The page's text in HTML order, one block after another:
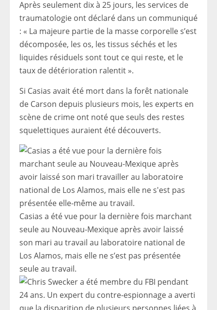
Après seulement dix à 25 jours, les services de
traumatologie ont déclaré dans un communiqué
: « La majeure partie de la masse corporelle s’est
décomposée, les os, les tissus séchés et les
liquides résiduels sont tout ce qui reste, et le
taux de détérioration ralentit ».
Si Casias avait été mort dans la forêt nationale
de Carson depuis plusieurs mois, les experts en
scène de crime ont noté que seuls des restes
squelettiques auraient été découverts.
Casias a été vue pour la dernière fois marchant
seule au Nouveau-Mexique après avoir laissé
son mari au travail au laboratoire national de
Los Alamos, mais elle ne s’est pas présentée
seule au travail.